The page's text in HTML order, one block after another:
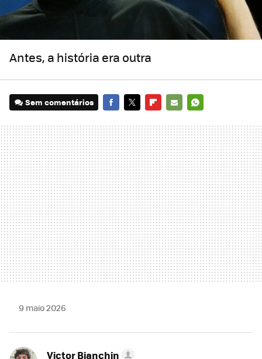
Antes, a história era outra
Sem comentários
MAIL
9 maio 2026
Victor Bianchin